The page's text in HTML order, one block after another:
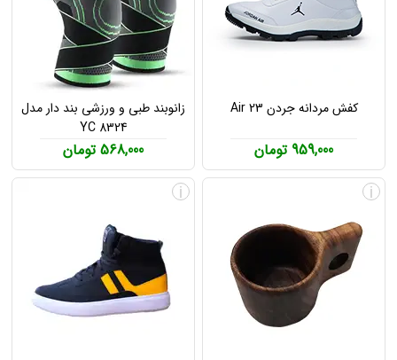
کفش مردانه جردن Air 23
959,000 تومان
زانوبند طبی و ورزشی بند دار مدل
YC 8324
568,000 تومان
i
i